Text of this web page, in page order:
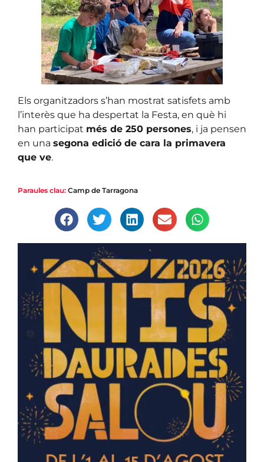
Els organitzadors s’han mostrat satisfets amb
l’interès que ha despertat la Festa, en què hi
han participat més de 250 persones, i ja pensen
en una segona edició de cara la primavera
que ve.
Paraules clau: Camp de Tarragona